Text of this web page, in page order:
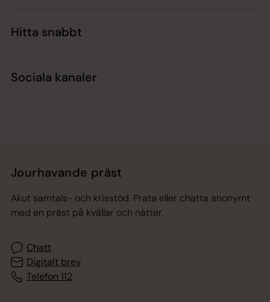
Hitta snabbt
Sociala kanaler
Jourhavande präst
Akut samtals- och krisstöd. Prata eller chatta anonymt
med en präst på kvällar och nätter.
Chatt
Digitalt brev
Telefon 112